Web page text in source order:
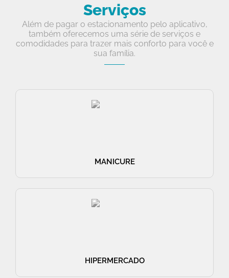
Serviços
Além de pagar o estacionamento pelo aplicativo,
também oferecemos uma série de serviços e
comodidades para trazer mais conforto para você e
sua família.
MANICURE
HIPERMERCADO